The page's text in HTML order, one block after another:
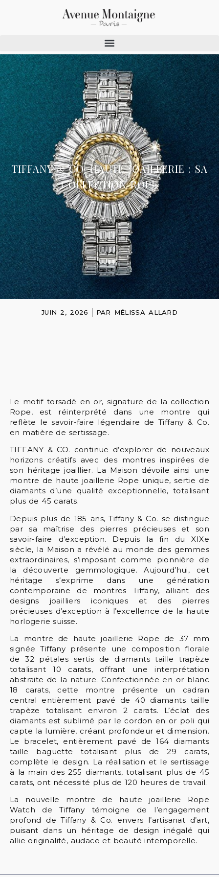
TIFFANY & CO. HAUTE JOAILLERIE : SA
COLLECTION ROPE
JUIN 2, 2026 PAR MÉLISSA ALLARD
Le motif torsadé en or, signature de la collection
Rope, est réinterprété dans une montre qui
reflète le savoir-faire légendaire de Tiffany & Co.
en matière de sertissage.
TIFFANY & CO. continue d’explorer de nouveaux
horizons créatifs avec des montres inspirées de
son héritage joaillier. La Maison dévoile ainsi une
montre de haute joaillerie Rope unique, sertie de
diamants d’une qualité exceptionnelle, totalisant
plus de 45 carats.
Depuis plus de 185 ans, Tiffany & Co. se distingue
par sa maîtrise des pierres précieuses et son
savoir-faire d’exception. Depuis la fin du XIXe
siècle, la Maison a révélé au monde des gemmes
extraordinaires, s’imposant comme pionnière de
la découverte gemmologique. Aujourd’hui, cet
héritage s’exprime dans une génération
contemporaine de montres Tiffany, alliant des
designs joailliers iconiques et des pierres
précieuses d’exception à l’excellence de la haute
horlogerie suisse.
La montre de haute joaillerie Rope de 37 mm
signée Tiffany présente une composition florale
de 32 pétales sertis de diamants taille trapèze
totalisant 10 carats, offrant une interprétation
abstraite de la nature. Confectionnée en or blanc
18 carats, cette montre présente un cadran
central entièrement pavé de 40 diamants taille
trapèze totalisant environ 2 carats. L’éclat des
diamants est sublimé par le cordon en or poli qui
capte la lumière, créant profondeur et dimension.
Le bracelet, entièrement pavé de 164 diamants
taille baguette totalisant plus de 29 carats,
complète le design. La réalisation et le sertissage
à la main des 255 diamants, totalisant plus de 45
carats, ont nécessité plus de 120 heures de travail.
La nouvelle montre de haute joaillerie Rope
Watch de Tiffany témoigne de l’engagement
profond de Tiffany & Co. envers l’artisanat d’art,
puisant dans un héritage de design inégalé qui
allie originalité, audace et beauté intemporelle.